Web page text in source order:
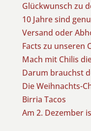
Glückwunsch zu
10 Jahre sind
Versand oder
Facts zu unseren
Mach mit Chilis
Darum brauchst
Die Weihnachts-
Birria Tacos
Am 2. Dezember